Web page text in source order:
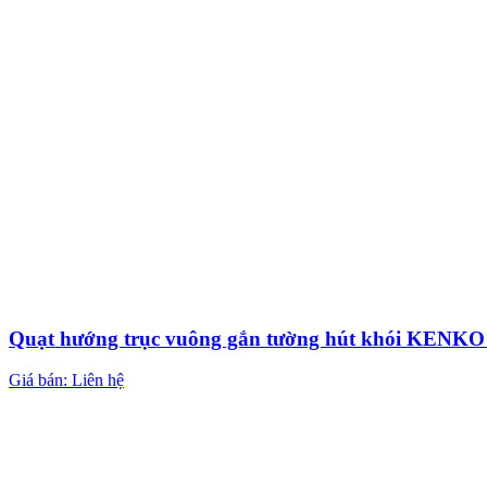
Quạt hướng trục vuông gắn tường hút khói
Giá bán: Liên hệ